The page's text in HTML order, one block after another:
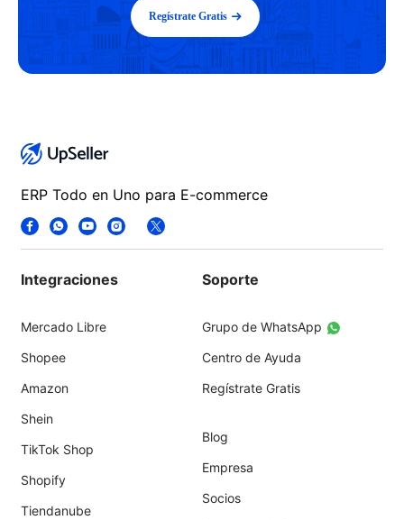
Regístrate Gratis
ERP Todo en Uno para E-commerce
Integraciones
Mercado Libre
Shopee
Amazon
Shein
TikTok Shop
Shopify
Tiendanube
Soporte
Grupo de WhatsApp
Centro de Ayuda
Regístrate Gratis
Blog
Empresa
Socios